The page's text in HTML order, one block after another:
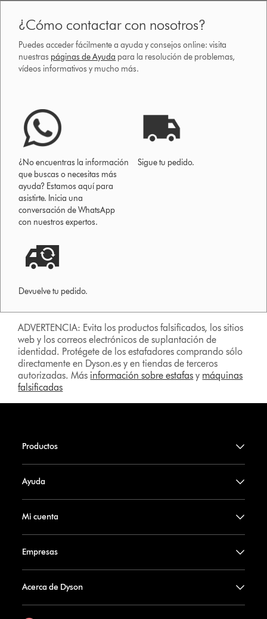
¿Cómo contactar con nosotros?
Puedes acceder fácilmente a ayuda y consejos online: visita
nuestras páginas de Ayuda para la resolución de problemas,
vídeos informativos y mucho más.
¿No encuentras la información
que buscas o necesitas más
ayuda? Estamos aquí para
asistirte. Inicia una
conversación de WhatsApp
con nuestros expertos.
Sigue tu pedido.
Devuelve tu pedido.
ADVERTENCIA: Evita los productos falsificados, los sitios
web y los correos electrónicos de suplantación de
identidad. Protégete de los estafadores comprando sólo
directamente en Dyson.es y en tiendas de terceros
autorizadas. Más información sobre estafas y máquinas
falsificadas
Productos
Ayuda
Mi cuenta
Empresas
Acerca de Dyson